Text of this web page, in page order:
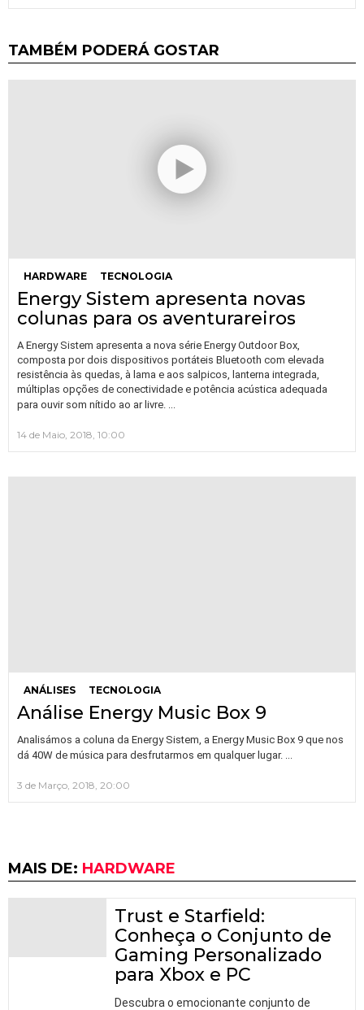
TAMBÉM PODERÁ GOSTAR
HARDWARE TECNOLOGIA
Energy Sistem apresenta novas
colunas para os aventurareiros
A Energy Sistem apresenta a nova série Energy Outdoor Box,
composta por dois dispositivos portáteis Bluetooth com elevada
resistência às quedas, à lama e aos salpicos, lanterna integrada,
múltiplas opções de conectividade e potência acústica adequada
para ouvir som nítido ao ar livre.
14 de Maio, 2018, 10:00
ANÁLISES TECNOLOGIA
Análise Energy Music Box 9
Analisámos a coluna da Energy Sistem, a Energy Music Box 9 que nos
dá 40W de música para desfrutarmos em qualquer lugar.
3 de Março, 2018, 20:00
MAIS DE: HARDWARE
Trust e Starfield:
Conheça o Conjunto de
Gaming Personalizado
para Xbox e PC
Descubra o emocionante conjunto de